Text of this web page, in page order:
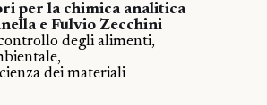
per la chimica analitica
e Fulvio Zecchini
degli alimenti,
dei materiali